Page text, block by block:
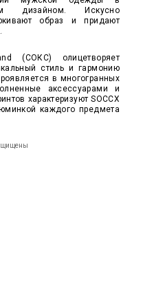
дизайном. Искусно
образ и придают
(СОКС) олицетворяет
стиль и гармонию
в многогранных
аксессуарами и
характеризуют SOCCX
каждого предмета